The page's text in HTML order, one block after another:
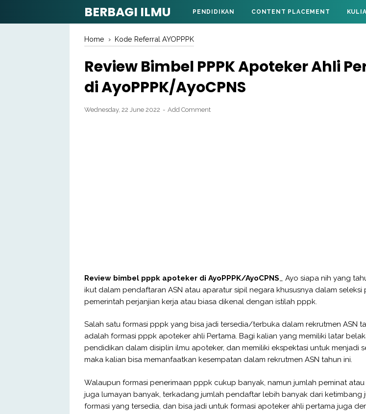
BERBAGI ILMU PENDIDIKAN CONTENT PLACEMENT
Home › Kode Referral AYOPPPK
Review Bimbel PPPK Apoteker Ahli
di AyoPPPK/AyoCPNS
Wednesday, 22 June 2022 Add Comment
Review bimbel pppk apoteker di AyoPPPK/AyoCPNS _ Ayo siapa nih yang
ikut dalam pendaftaran ASN atau aparatur sipil negara khususnya dalam seleksi
pemerintah perjanjian kerja atau biasa dikenal dengan istilah pppk.
Salah satu formasi pppk yang bisa jadi tersedia/terbuka dalam rekrutmen ASN
adalah formasi pppk apoteker ahli Pertama. Bagi kalian yang memiliki latar
pendidikan dalam disiplin ilmu apoteker, dan memiliki ekspektasi untuk menjadi
maka kalian bisa memanfaatkan kesempatan dalam rekrutmen ASN tahun ini.
Walaupun formasi penerimaan pppk cukup banyak, namun jumlah peminat
juga lumayan banyak, terkadang jumlah pendaftar lebih banyak dari ketimbang
formasi yang tersedia, dan bisa jadi untuk formasi apoteker ahli pertama juga